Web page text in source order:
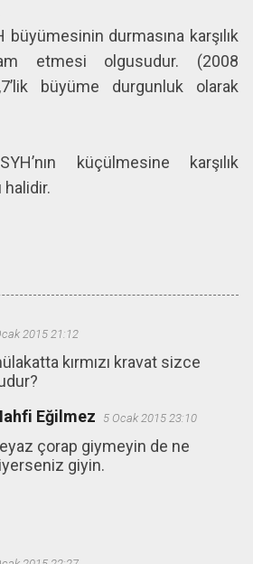
büyümesinin durmasına karşılık
etmesi olgusudur. (2008
büyüme durgunluk olarak
küçülmesine karşılık
halidir.
2015 21:12
kırmızı kravat sizce
Eğilmez 5 Ocak 2015 23:10
çorap giymeyin de ne
giyin.